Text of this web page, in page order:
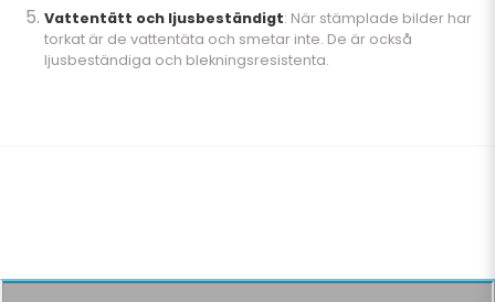
Vattentätt och ljusbeständigt: När stämplade bilder har
torkat är de vattentäta och smetar inte. De är också
ljusbeständiga och blekningsresistenta.